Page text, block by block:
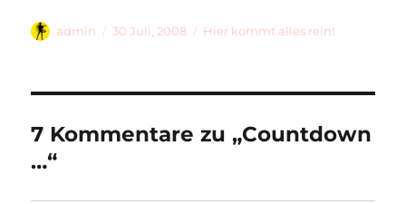
Autor
admin
Veröffentlicht
30 Juli, 2008 Kategorien
Hier kommt alles rein!
7 Kommentare zu „Countdown
…“